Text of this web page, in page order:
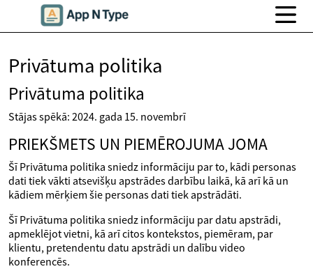
Privātuma politika
Privātuma politika
Stājas spēkā: 2024. gada 15. novembrī
PRIEKŠMETS UN PIEMĒROJUMA JOMA
Šī Privātuma politika sniedz informāciju par to, kādi personas
dati tiek vākti atsevišķu apstrādes darbību laikā, kā arī kā un
kādiem mērķiem šie personas dati tiek apstrādāti.
Šī Privātuma politika sniedz informāciju par datu apstrādi,
apmeklējot vietni, kā arī citos kontekstos, piemēram, par
klientu, pretendentu datu apstrādi un dalību video
konferencēs.